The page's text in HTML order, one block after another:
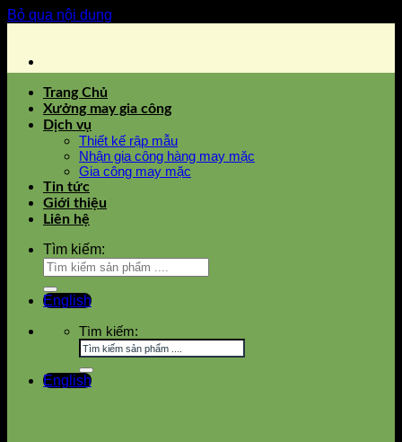
Bỏ qua nội dung
Trang Chủ
Xưởng may gia công
Dịch vụ
Thiết kế rập mẫu
Nhận gia công hàng may mặc
Gia công may mặc
Tin tức
Giới thiệu
Liên hệ
Tìm kiếm:
English
Tìm kiếm:
English